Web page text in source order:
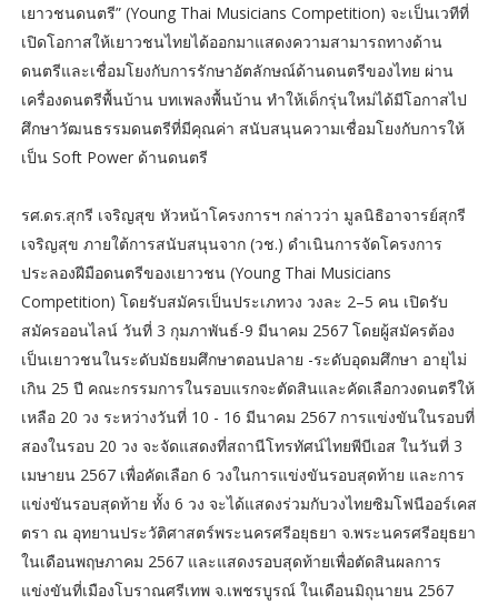
เยาวชนดนตรี” (Young Thai Musicians Competition) จะเป็นเวทีที่
เปิดโอกาสให้เยาวชนไทยได้ออกมาแสดงความสามารถทางด้าน
ดนตรีและเชื่อมโยงกับการรักษาอัตลักษณ์ด้านดนตรีของไทย ผ่าน
เครื่องดนตรีพื้นบ้าน บทเพลงพื้นบ้าน ทำให้เด็กรุ่นใหม่ได้มีโอกาสไป
ศึกษาวัฒนธรรมดนตรีที่มีคุณค่า สนับสนุนความเชื่อมโยงกับการให้
เป็น Soft Power ด้านดนตรี
รศ.ดร.สุกรี เจริญสุข หัวหน้าโครงการฯ กล่าวว่า มูลนิธิอาจารย์สุกรี
เจริญสุข ภายใต้การสนับสนุนจาก (วช.) ดำเนินการจัดโครงการ
ประลองฝีมือดนตรีของเยาวชน (Young Thai Musicians
Competition) โดยรับสมัครเป็นประเภทวง วงละ 2–5 คน เปิดรับ
สมัครออนไลน์ วันที่ 3 กุมภาพันธ์-9 มีนาคม 2567 โดยผู้สมัครต้อง
เป็นเยาวชนในระดับมัธยมศึกษาตอนปลาย -ระดับอุดมศึกษา อายุไม่
เกิน 25 ปี คณะกรรมการในรอบแรกจะตัดสินและคัดเลือกวงดนตรีให้
เหลือ 20 วง ระหว่างวันที่ 10 - 16 มีนาคม 2567 การแข่งขันในรอบที่
สองในรอบ 20 วง จะจัดแสดงที่สถานีโทรทัศน์ไทยพีบีเอส ในวันที่ 3
เมษายน 2567 เพื่อคัดเลือก 6 วงในการแข่งขันรอบสุดท้าย และการ
แข่งขันรอบสุดท้าย ทั้ง 6 วง จะได้แสดงร่วมกับวงไทยซิมโฟนีออร์เคส
ตรา ณ อุทยานประวัติศาสตร์พระนครศรีอยุธยา จ.พระนครศรีอยุธยา
ในเดือนพฤษภาคม 2567 และแสดงรอบสุดท้ายเพื่อตัดสินผลการ
แข่งขันที่เมืองโบราณศรีเทพ จ.เพชรบูรณ์ ในเดือนมิถุนายน 2567